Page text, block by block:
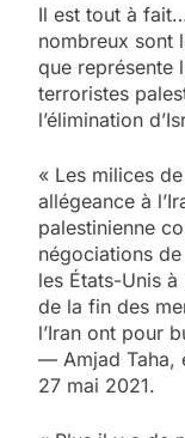
Il est tout à
nombreux sont
que représente
terroristes
l’élimination
« Les milices
allégeance à
palestinienne
négociations
les États-Unis
de la fin des
l’Iran ont pour
— Amjad Taha,
27 mai 2021.